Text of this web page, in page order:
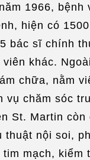
1966, bệnh
hiện có
bác sĩ chính
khác.
chữa, nằm
vụ chăm sóc
St. Martin còn
thuật nội soi,
mạch, kiểm